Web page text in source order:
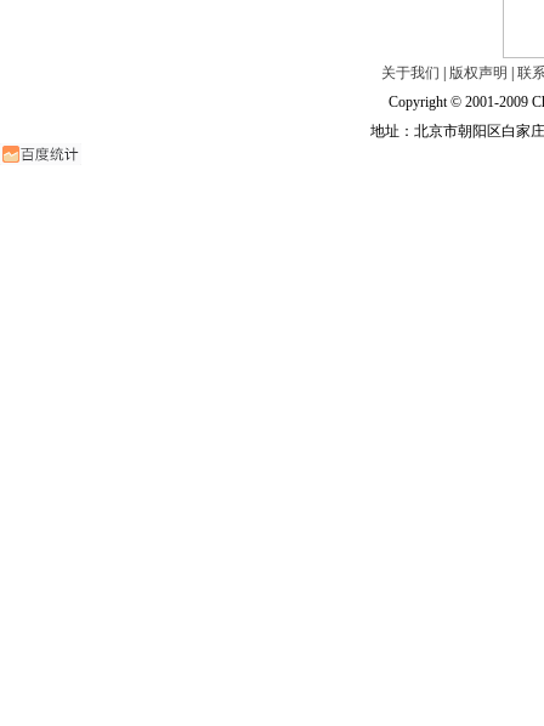
关于我们 版权声明
联
Copyright © 2001-2009
地址：北京市朝阳区白家